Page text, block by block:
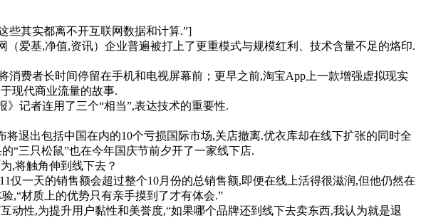
其实都离不开互联网数据和计算.”]
基,净值,资讯）企业普遍被打上了更重模式与规模红利、技术含量不足的烙印.
费者长时间停留在手机和电视屏幕前；更早之前,淘宝App上一款增强虚拟现实
现代商业流量的故事.
记者连用了三个“相当”,表达技术的重要性.
退出包括中国在内的10个亏损国际市场,关店撤离.优衣库却在线下扩张的同时全
“三只松鼠”也在今年国庆节前夕开了一家线下店.
,将触角伸到线下去？
一天的销售额会超过整个10月份的总销售额,即便在线上活得很滋润,但他仍然在
,“材质上的优势只有亲手摸到了才有体会.”
性,为提升用户黏性和美誉度,“如果哪个品牌还到线下去卖东西,我认为就是退